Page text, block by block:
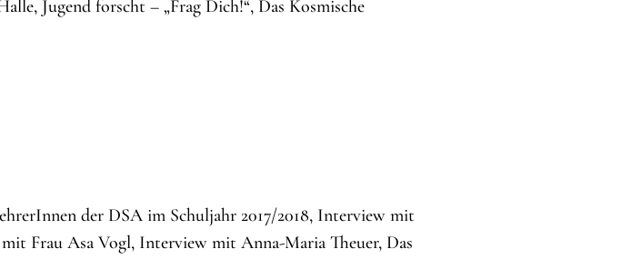
Jugend forscht – „Frag Dich!“, Das Kosmische
der DSA im Schuljahr 2017/2018, Interview mit
Frau Asa Vogl, Interview mit Anna-Maria Theuer, Das